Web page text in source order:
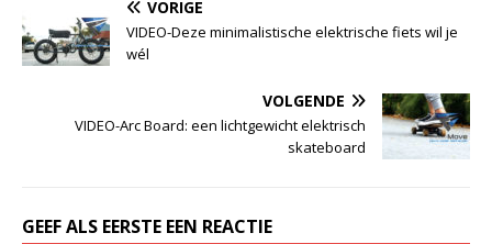
VORIGE
VIDEO-Deze minimalistische elektrische fiets wil je
wél
VOLGENDE
VIDEO-Arc Board: een lichtgewicht elektrisch
skateboard
GEEF ALS EERSTE EEN REACTIE